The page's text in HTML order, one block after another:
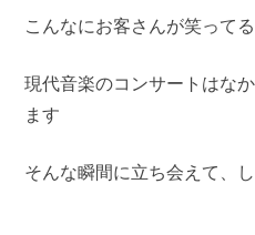
こんなにお客さんが笑ってる
現代音楽のコンサートはな
ます
そんな瞬間に立ち会えて、